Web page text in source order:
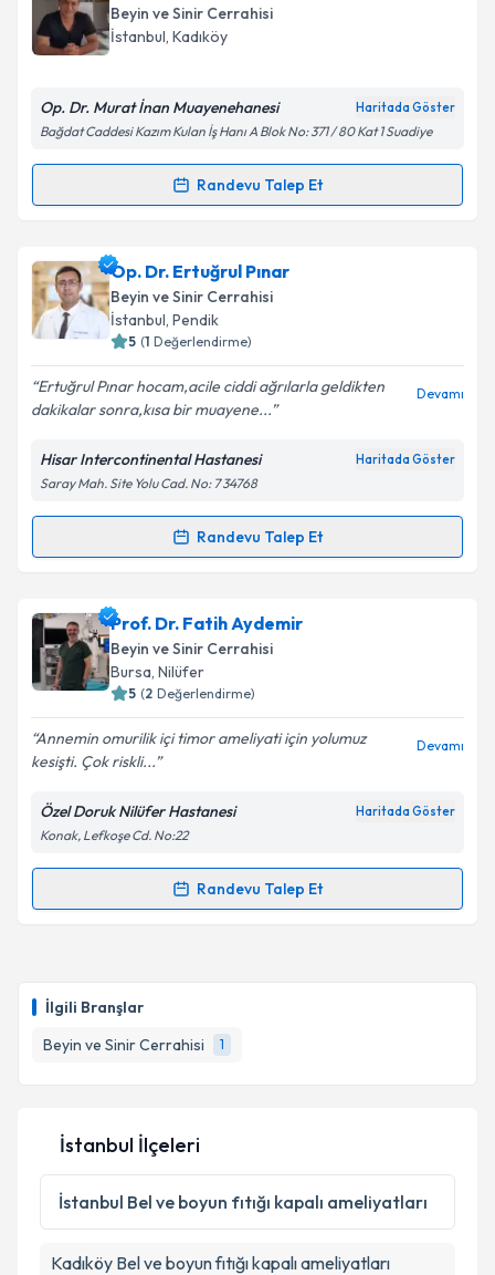
İlgili Branşlar
Beyin ve Sinir Cerrahisi
1
talebi oluşturun. Size bu uzmandan randevu almanız
için bir takvim hazırlandığında e-posta ile
bilgilendireceğiz.
E-posta Adresiniz
Kişisel verilerimin işlenmesine ilişkinAydınlatma
kapsamda işlenmesini kabul ediyorum.
Takvim Talebini Gönder
Beyin ve Sinir Cerrahisi
İstanbul, Kadıköy
Op. Dr. Murat İnan Muayenehanesi Haritada Göster
Bağdat Caddesi Kazım Kulan İş Hanı A Blok No: 371 / 80 Kat 1 Suadiye
Randevu Talep Et
Randevu Takvimi Talebi
Op. Dr. Murat İnaniçin randevu takvimi talebi
oluşturun. Size bu uzmandan randevu almanız için bir
takvim hazırlandığında e-posta ile bilgilendireceğiz.
Kişisel verilerimin işlenmesine ilişkin
Aydınlatma
Metni'ni okudum ve kişisel verilerimin belirtilen
kapsamda işlenmesini kabul ediyorum.
Op. Dr. Ertuğrul Pınar
Beyin ve Sinir Cerrahisi
İstanbul, Pendik
5 (1 Değerlendirme)
Ertuğrul Pınar hocam,acile ciddi ağrılarla geldikten
dakikalar sonra,kısa bir muayene...
Devamı
Hisar Intercontinental Hastanesi Haritada Göster
Saray Mah. Site Yolu Cad. No: 7 34768
Randevu Talep Et
Randevu Takvimi Talebi
Op. Dr. Ertuğrul Pınariçin randevu takvimi talebi
oluşturun. Size bu uzmandan randevu almanız için bir
takvim hazırlandığında e-posta ile bilgilendireceğiz.
Kişisel verilerimin işlenmesine ilişkin
Aydınlatma
Metni'ni okudum ve kişisel verilerimin belirtilen
kapsamda işlenmesini kabul ediyorum.
Prof. Dr. Fatih Aydemir
Beyin ve Sinir Cerrahisi
Bursa, Nilüfer
5 (2 Değerlendirme)
Annemin omurilik içi timor ameliyati için yolumuz
kesişti. Çok riskli...
Devamı
Özel Doruk Nilüfer Hastanesi Haritada Göster
Konak, Lefkoşe Cd. No:22
Randevu Talep Et
Randevu Takvimi Talebi
takvim hazırlandığında e-posta ile bilgilendireceğiz.
Kişisel verilerimin işlenmesine ilişkinAydınlatma
Metni
'ni okudum ve kişisel verilerimin belirtilen
kapsamda işlenmesini kabul ediyorum.
İstanbul İlçeleri
İstanbul Bel ve boyun fıtığı kapalı ameliyatları
Kadıköy Bel ve boyun fıtığı kapalı ameliyatları